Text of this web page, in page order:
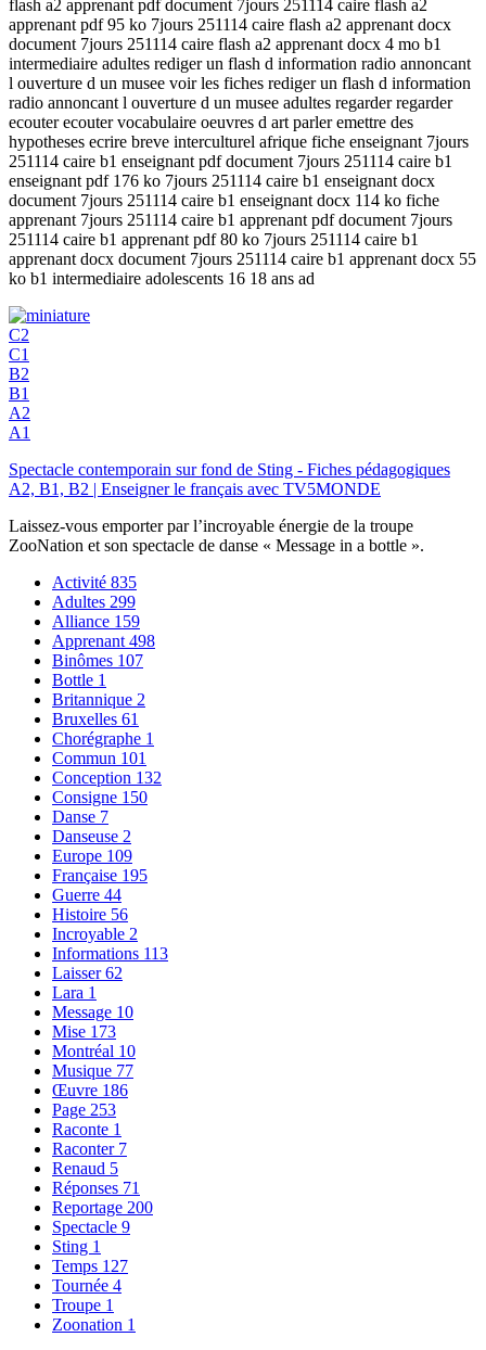
flash a2 apprenant pdf document 7jours 251114 caire flash a2
apprenant pdf 95 ko 7jours 251114 caire flash a2 apprenant docx
document 7jours 251114 caire flash a2 apprenant docx 4 mo b1
intermediaire adultes rediger un flash d information radio annoncant
l ouverture d un musee voir les fiches rediger un flash d information
radio annoncant l ouverture d un musee adultes regarder regarder
ecouter ecouter vocabulaire oeuvres d art parler emettre des
hypotheses ecrire breve interculturel afrique fiche enseignant 7jours
251114 caire b1 enseignant pdf document 7jours 251114 caire b1
enseignant pdf 176 ko 7jours 251114 caire b1 enseignant docx
document 7jours 251114 caire b1 enseignant docx 114 ko fiche
apprenant 7jours 251114 caire b1 apprenant pdf document 7jours
251114 caire b1 apprenant pdf 80 ko 7jours 251114 caire b1
apprenant docx document 7jours 251114 caire b1 apprenant docx 55
ko b1 intermediaire adolescents 16 18 ans ad
C2
C1
B2
B1
A2
A1
Spectacle contemporain sur fond de Sting - Fiches pédagogiques
A2, B1, B2 | Enseigner le français avec TV5MONDE
Laissez-vous emporter par l’incroyable énergie de la troupe
ZooNation et son spectacle de danse « Message in a bottle ».
Activité 835
Adultes 299
Alliance 159
Apprenant 498
Binômes 107
Bottle 1
Britannique 2
Bruxelles 61
Chorégraphe 1
Commun 101
Conception 132
Consigne 150
Danse 7
Danseuse 2
Europe 109
Française 195
Guerre 44
Histoire 56
Incroyable 2
Informations 113
Laisser62
Lara 1
Message 10
Mise 173
Montréal 10
Musique 77
Œuvre 186
Page 253
Raconte 1
Raconter 7
Renaud 5
Réponses 71
Reportage 200
Spectacle 9
Sting 1
Temps 127
Tournée 4
Troupe 1
Zoonation 1